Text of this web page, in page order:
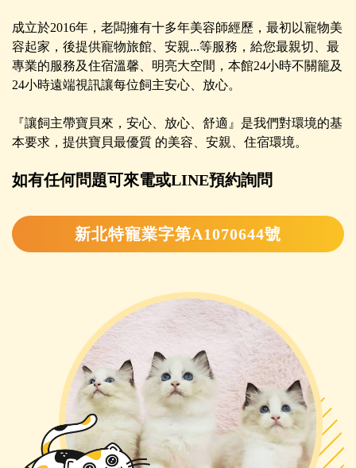
成立於2016年，老闆擁有十多年美容師經歷，最初以寵物美
容起家，後提供寵物旅館、安親...等服務，給您最親切、最
專業的服務及住宿溫馨、明亮大空間，本館24小時不關籠及
24小時遠端視訊讓每位飼主安心、放心。
『讓飼主帶寶貝來，安心、放心、舒適』是我們對環境的基
本要求，提供寶貝最優質 的美容、安親、住宿環境。
如有任何問題可來電或LINE預約詢問
新北特寵業字第A1070644號